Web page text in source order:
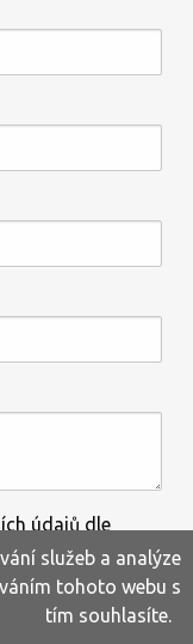
údajů dle
služeb a analýze
tohoto webu s
tím souhlasíte.